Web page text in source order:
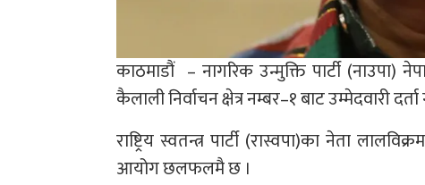
काठमाडौं – नागरिक उन्मुक्ति पार्टी (नाउपा)
कैलाली निर्वाचन क्षेत्र नम्बर–१ बाट उम्मेदवारी
राष्ट्रिय स्वतन्त्र पार्टी (रास्वपा)का नेता
आयोग छलफलमै छ ।